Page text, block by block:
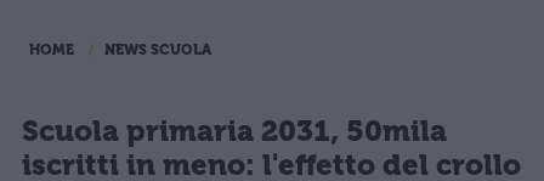
HOME NEWS SCUOLA
Scuola primaria 2031, 50mila
iscritti in meno: l'effetto del crollo